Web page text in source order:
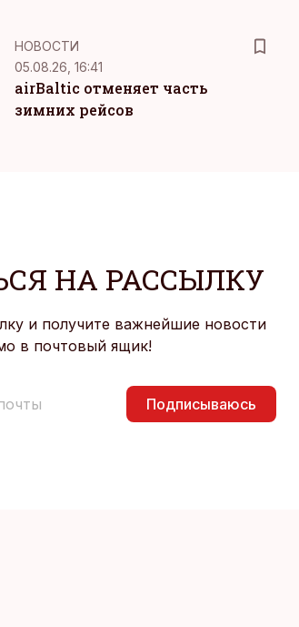
НОВОСТИ
05.08.26, 16:41
airBaltic отменяет часть
зимних рейсов
НА РАССЫЛКУ
и получите важнейшие новости
в почтовый ящик!
Подписываюсь